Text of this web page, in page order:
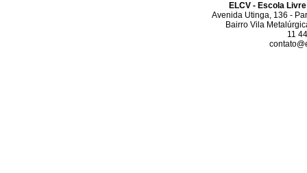
ELCV - Escola
Avenida Utinga, 136 -
Bairro Vila
11